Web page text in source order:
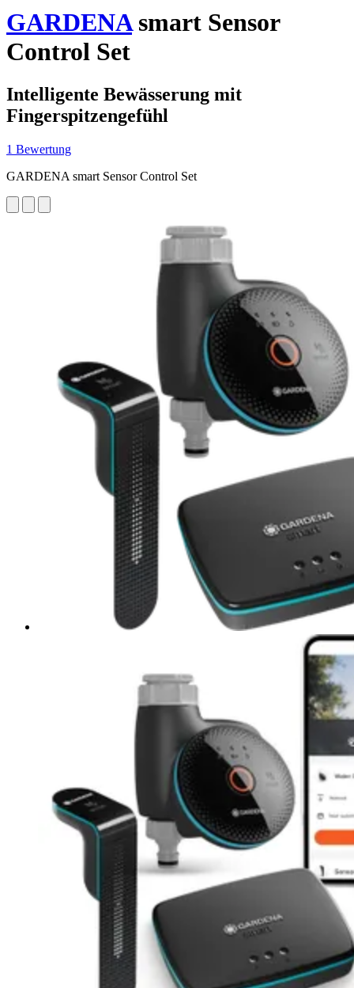
GARDENAsmart Sensor
Control Set
Intelligente Bewässerung mit
Fingerspitzengefühl
1 Bewertung
GARDENA smart Sensor Control Set